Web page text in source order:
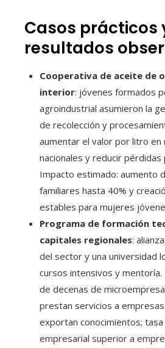
Casos prácticos
resultados
Cooperativa de aceite de
interior: jóvenes formados
agroindustrial asumieron la
de recolección y
aumentar el valor por litro en
nacionales y reducir pérdidas
Impacto estimado: aumento
familiares hasta 40% y
estables para mujeres
Programa de formación
capitales regionales:
del sector y una universidad
cursos intensivos y mentoría.
de decenas de
prestan servicios a
exportan conocimientos;
empresarial superior a